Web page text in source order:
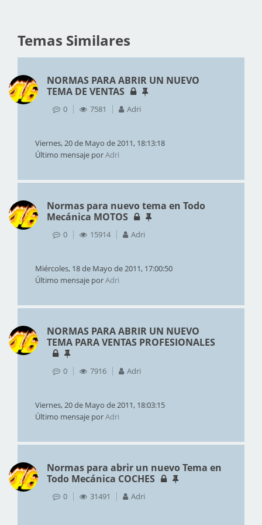
Temas Similares
NORMAS PARA ABRIR UN NUEVO
TEMA DE VENTAS
0 7581 Adri
Viernes, 20 de Mayo de 2011, 18:13:18
Último mensaje porAdri
Normas para nuevo tema en Todo
Mecánica MOTOS
0 15914 Adri
Miércoles, 18 de Mayo de 2011, 17:00:50
Último mensaje porAdri
NORMAS PARA ABRIR UN NUEVO
TEMA PARA VENTAS PROFESIONALES
0 7916 Adri
Viernes, 20 de Mayo de 2011, 18:03:15
Último mensaje porAdri
Normas para abrir un nuevo Tema en
Todo Mecánica COCHES
0 31491 Adri